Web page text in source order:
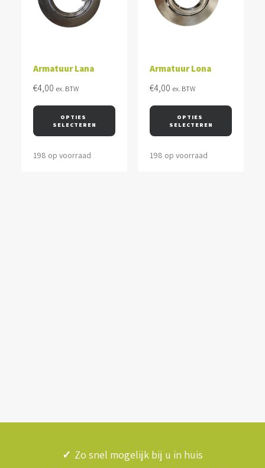
Armatuur Lana
€4,00 ex. BTW
OPTIES
SELECTEREN
198 op voorraad
Armatuur Lona
€4,00 ex. BTW
OPTIES
SELECTEREN
198 op voorraad
✓ Zo snel mogelijk bij u in huis